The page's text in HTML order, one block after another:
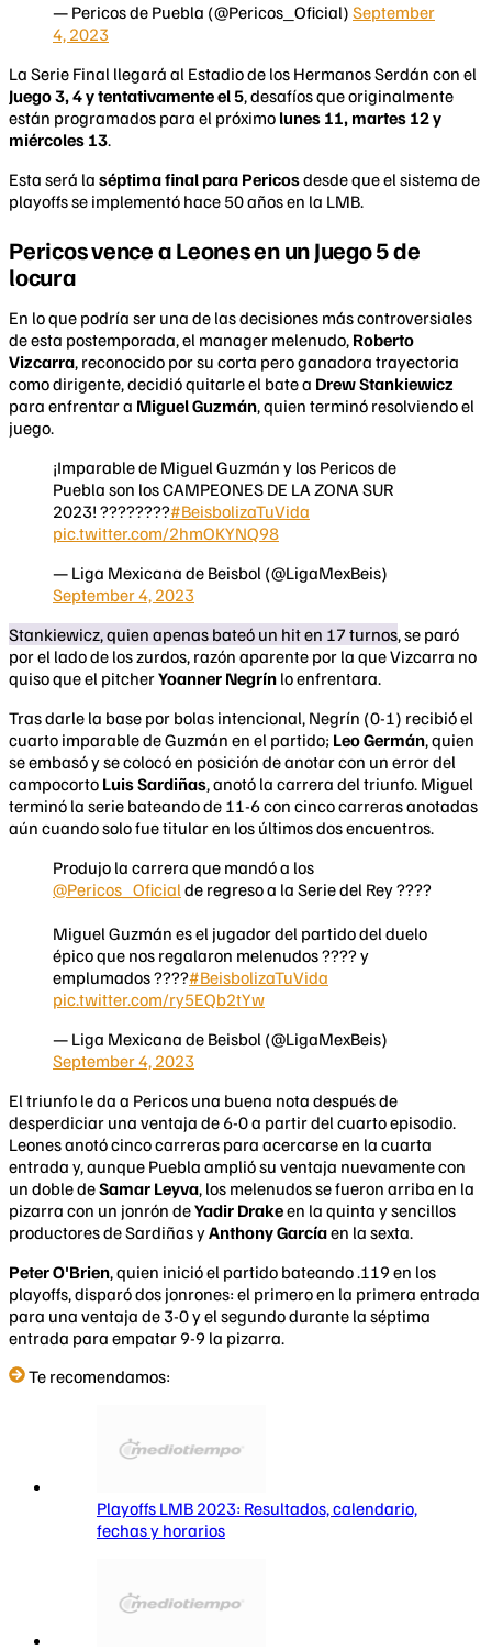
— Pericos de Puebla (@Pericos_Oficial) September
4, 2023
La Serie Final llegará al Estadio de los Hermanos Serdán con el
Juego 3, 4 y tentativamente el 5, desafíos que originalmente
están programados para el próximo lunes 11, martes 12 y
miércoles 13.
Esta será la séptima final para Pericosdesde que el sistema de
playoffs se implementó hace 50 años en la LMB.
Pericos vence a Leones en un Juego 5 de
locura
En lo que podría ser una de las decisiones más controversiales
de esta postemporada, el manager melenudo, Roberto
Vizcarra, reconocido por su corta pero ganadora trayectoria
como dirigente, decidió quitarle el bate a Drew Stankiewicz
para enfrentar a Miguel Guzmán, quien terminó resolviendo el
juego.
¡Imparable de Miguel Guzmán y los Pericos de
Puebla son los CAMPEONES DE LA ZONA SUR
2023! ????????#BeisbolizaTuVida
pic.twitter.com/2hmOKYNQ98
— Liga Mexicana de Beisbol (@LigaMexBeis)
September 4, 2023
Stankiewicz, quien apenas bateó un hit en 17 turnos, se paró
por el lado de los zurdos, razón aparente por la que Vizcarra no
quiso que el pitcherYoanner Negrín lo enfrentara.
Tras darle la base por bolas intencional, Negrín (0-1) recibió el
cuarto imparable de Guzmán en el partido; Leo Germán, quien
se embasó y se colocó en posición de anotar con un error del
campocorto Luis Sardiñas, anotó la carrera del triunfo. Miguel
terminó la serie bateando de 11-6 con cinco carreras anotadas
aún cuando solo fue titular en los últimos dos encuentros.
Produjo la carrera que mandó a los
@Pericos_Oficial de regreso a la Serie del Rey ????
Miguel Guzmán es el jugador del partido del duelo
épico que nos regalaron melenudos ???? y
emplumados ????#BeisbolizaTuVida
pic.twitter.com/ry5EQb2tYw
— Liga Mexicana de Beisbol (@LigaMexBeis)
September 4, 2023
El triunfo le da a Pericos una buena nota después de
desperdiciar una ventaja de 6-0 a partir del cuarto episodio.
Leones anotó cinco carreras para acercarse en la cuarta
entrada y, aunque Puebla amplió su ventaja nuevamente con
un doble deSamar Leyva, los melenudos se fueron arriba en la
pizarra con un jonrón deYadir Drakeen la quinta y sencillos
productores de Sardiñas yAnthony Garcíaen la sexta.
Peter O'Brien, quien inició el partido bateando .119 en los
playoffs, disparó dos jonrones: el primero en la primera entrada
para una ventaja de 3-0 y el segundo durante la séptima
entrada para empatar 9-9 la pizarra.
Te recomendamos:
Playoffs LMB 2023: Resultados, calendario,
fechas y horarios